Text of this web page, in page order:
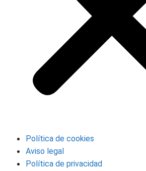
Política de cookies
Aviso legal
Política de privacidad